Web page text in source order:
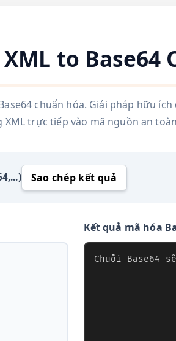
to Base64
chuẩn hóa. Giải pháp hữu
XML trực tiếp vào mã nguồn an
Sao chép kết quả
Kết quả mã hóa